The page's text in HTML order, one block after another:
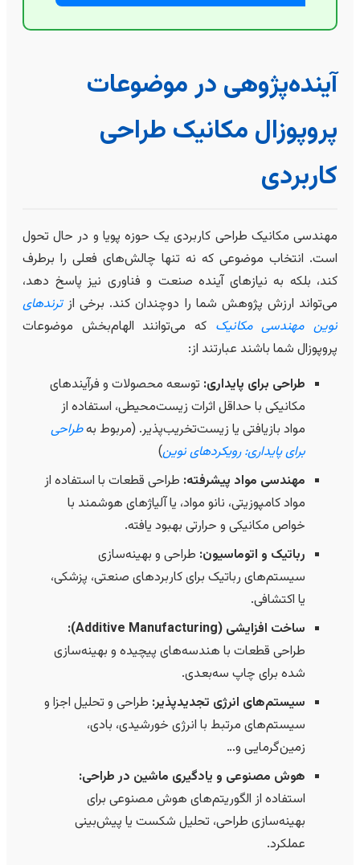
آینده‌پژوهی در موضوعات
پروپوزال مکانیک طراحی
کاربردی
مهندسی مکانیک طراحی کاربردی یک حوزه پویا و در حال تحول
است. انتخاب موضوعی که نه تنها چالش‌های فعلی را برطرف
کند، بلکه به نیازهای آینده صنعت و فناوری نیز پاسخ دهد،
می‌تواند ارزش پژوهش شما را دوچندان کند. برخی ازترندهای
نوین مهندسی مکانیک که می‌توانند الهام‌بخش موضوعات
پروپوزال شما باشند عبارتند از:
طراحی برای پایداری: توسعه محصولات و فرآیندهای
مکانیکی با حداقل اثرات زیست‌محیطی، استفاده از
مواد بازیافتی یا زیست‌تخریب‌پذیر. (مربوط بهطراحی
برای پایداری: رویکردهای نوین)
مهندسی مواد پیشرفته: طراحی قطعات با استفاده از
مواد کامپوزیتی، نانو مواد، یا آلیاژهای هوشمند با
خواص مکانیکی و حرارتی بهبود یافته.
رباتیک و اتوماسیون: طراحی و بهینه‌سازی
سیستم‌های رباتیک برای کاربردهای صنعتی، پزشکی،
یا اکتشافی.
ساخت افزایشی (Additive Manufacturing):
طراحی قطعات با هندسه‌های پیچیده و بهینه‌سازی
شده برای چاپ سه‌بعدی.
سیستم‌های انرژی تجدیدپذیر: طراحی و تحلیل اجزا و
سیستم‌های مرتبط با انرژی خورشیدی، بادی،
زمین‌گرمایی و…
هوش مصنوعی و یادگیری ماشین در طراحی:
استفاده از الگوریتم‌های هوش مصنوعی برای
بهینه‌سازی طراحی، تحلیل شکست یا پیش‌بینی
عملکرد.